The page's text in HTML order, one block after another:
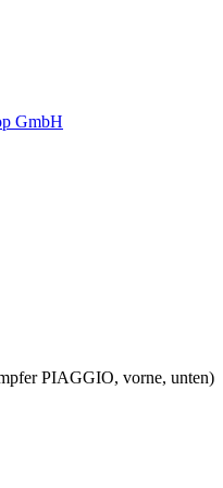
GmbH
PIAGGIO, vorne, unten)